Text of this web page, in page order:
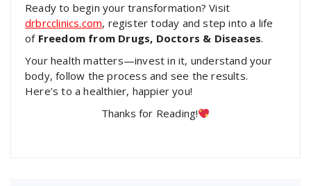
Ready to begin your transformation? Visit
drbrcclinics.com, register today and step into a life
of Freedom from Drugs, Doctors & Diseases.
Your health matters—invest in it, understand your
body, follow the process and see the results.
Here’s to a healthier, happier you!
Thanks for Reading!